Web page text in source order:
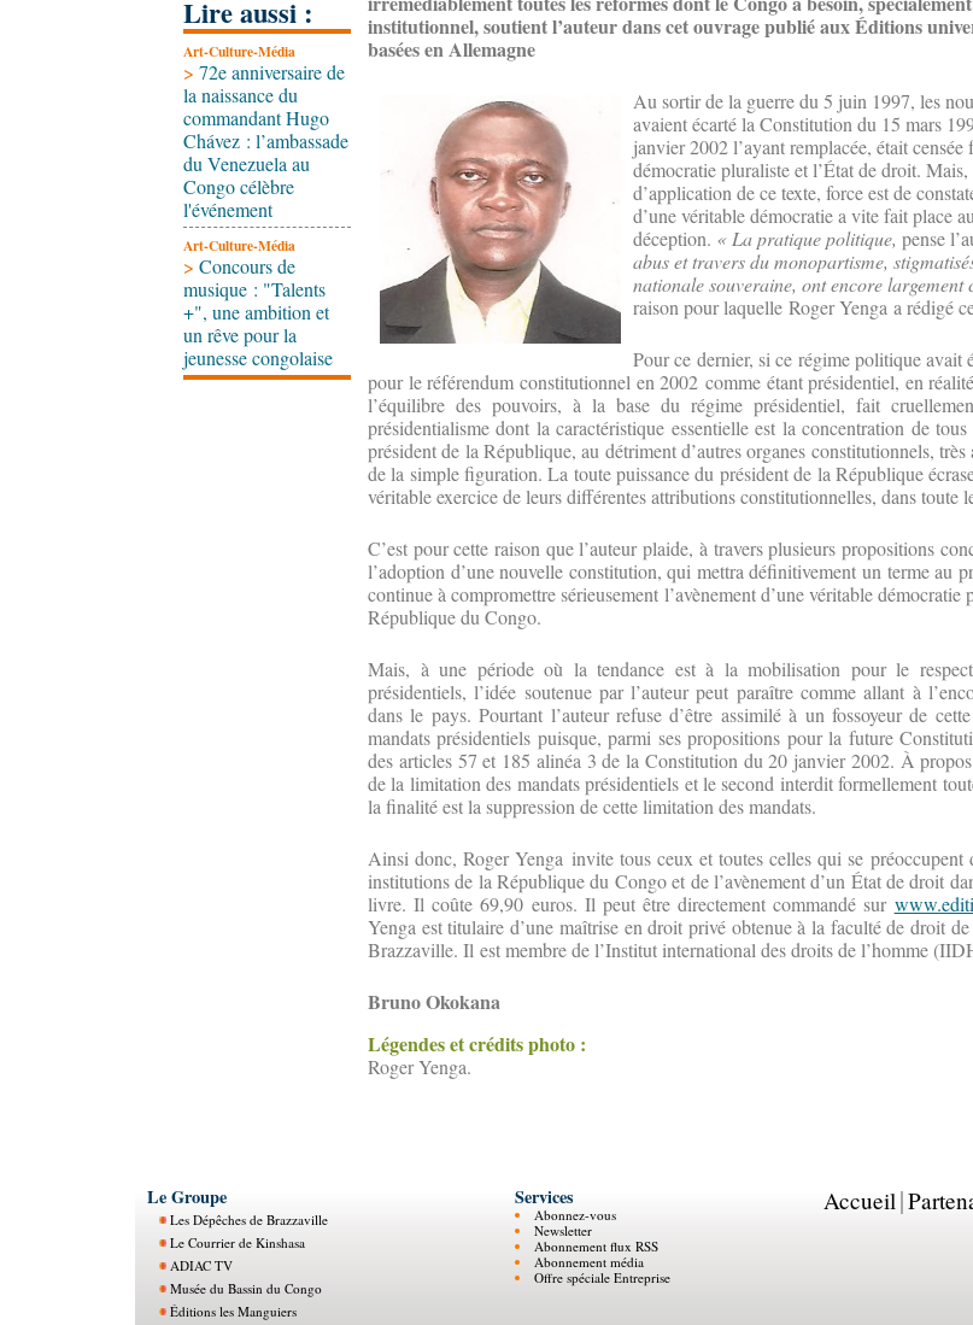
Lire aussi :
Art-Culture-Média
> 72e anniversaire de
la naissance du
commandant Hugo
Chávez : l’ambassade
du Venezuela au
Congo célèbre
l'événement
Art-Culture-Média
> Concours de
musique : "Talents
+", une ambition et
un rêve pour la
jeunesse congolaise
institutionnel, soutient l’auteur dans cet ouvrage publié aux Éditions
basées en Allemagne
Au sortir de la guerre du 5 juin 1997, les
avaient écarté la Constitution du 15 mars
janvier 2002 l’ayant remplacée, était
démocratie pluraliste et l’État de droit. Mais,
d’application de ce texte, force est de
d’une véritable démocratie a vite fait place
déception. « La pratique politique, pense
abus et travers du monopartisme,
nationale souveraine, ont encore largement
raison pour laquelle Roger Yenga a rédigé
Pour ce dernier, si ce régime politique avait
pour le référendum constitutionnel en 2002 comme étant présidentiel, en
l’équilibre des pouvoirs, à la base du régime présidentiel, fait
présidentialisme dont la caractéristique essentielle est la concentration de
président de la République, au détriment d’autres organes constitutionnels,
de la simple figuration. La toute puissance du président de la République
véritable exercice de leurs différentes attributions constitutionnelles, dans toute
C’est pour cette raison que l’auteur plaide, à travers plusieurs propositions
l’adoption d’une nouvelle constitution, qui mettra définitivement un terme au
continue à compromettre sérieusement l’avènement d’une véritable
République du Congo.
Mais, à une période où la tendance est à la mobilisation pour le
présidentiels, l’idée soutenue par l’auteur peut paraître comme allant à
dans le pays. Pourtant l’auteur refuse d’être assimilé à un fossoyeur de
mandats présidentiels puisque, parmi ses propositions pour la future
des articles 57 et 185 alinéa 3 de la Constitution du 20 janvier 2002. À
de la limitation des mandats présidentiels et le second interdit formellement
la finalité est la suppression de cette limitation des mandats.
Ainsi donc, Roger Yenga invite tous ceux et toutes celles qui se préoccupent
institutions de la République du Congo et de l’avènement d’un État de droit
livre. Il coûte 69,90 euros. Il peut être directement commandé sur
Yenga est titulaire d’une maîtrise en droit privé obtenue à la faculté de droit
Brazzaville. Il est membre de l’Institut international des droits de l’homme
Bruno Okokana
Légendes et crédits photo :
Roger Yenga.
Accueil
Le Groupe
Les Dépêches de Brazzaville
Le Courrier de Kinshasa
ADIAC TV
Musée du Bassin du Congo
Éditions les Manguiers
Services
Abonnez-vous
Newsletter
Abonnement flux RSS
Abonnement média
Offre spéciale Entreprise